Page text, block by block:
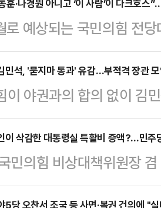
훈·나경원 아니고 ‘이 사람’이 다크호스
로 예상되는 국민의힘 전
권의 관심이 뜨겁다. 최
그램 ‘나라가TV’에 출연
을 언급하며 전당대회 판
대변인의 질문에 이준우
어서 내년 지방선거의 승
다.이준우 대변인은 우선
출마를 권유하고 있…
민석, '묻지마 통과' 유감…부적격 장관
이 야권과의 합의 없이 김
어민주당의 행태에 깊은
들이 모인 부적격 정부가
문특위 위원들은 3일 입
국회 본회의에서 '묻지
이 삭감한 대통령실 특활비 증액?…민주
민의힘 비상대책위원장
액을 요구하고 나선 것에
5당 오찬서 조국 등 사면·복권 건의에 "